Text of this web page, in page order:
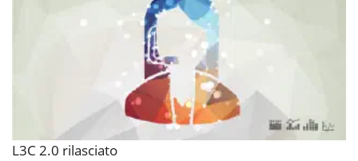
L3C 2.0 rilasciato